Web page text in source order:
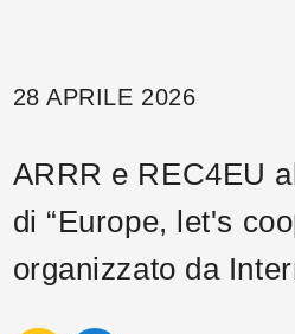
28 APRILE 2026
ARRR e REC4EU
di “Europe, let's
organizzato da